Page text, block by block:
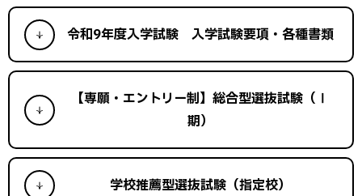
ンへ
令和9年度入学試験 入学試験要項・各種書類
【専願・エントリー制】総合型選抜試験（Ⅰ
期）
学校推薦型選抜試験（指定校）